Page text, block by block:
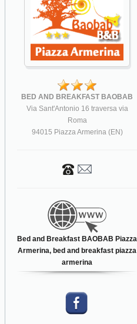
BED AND BREAKFAST BAOBAB
Via Sant'Antonio 16 traversa via
Roma
94015 Piazza Armerina (EN)
Bed and Breakfast BAOBAB Piazza
Armerina, bed and breakfast piazza
armerina